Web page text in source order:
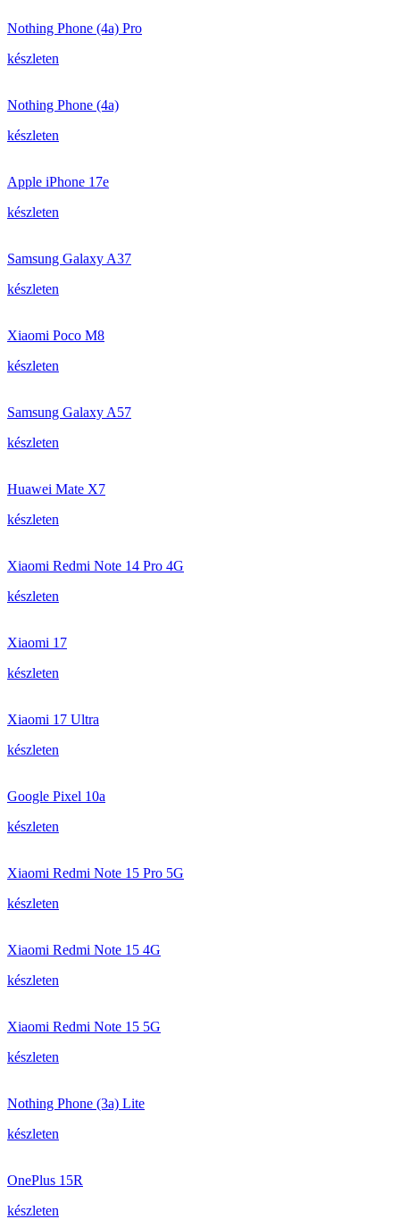
Nothing Phone (4a) Pro
készleten
Nothing Phone (4a)
készleten
Apple iPhone 17e
készleten
Samsung Galaxy A37
készleten
Xiaomi Poco M8
készleten
Samsung Galaxy A57
készleten
Huawei Mate X7
készleten
Xiaomi Redmi Note 14 Pro 4G
készleten
Xiaomi 17
készleten
Xiaomi 17 Ultra
készleten
Google Pixel 10a
készleten
Xiaomi Redmi Note 15 Pro 5G
készleten
Xiaomi Redmi Note 15 4G
készleten
Xiaomi Redmi Note 15 5G
készleten
Nothing Phone (3a) Lite
készleten
OnePlus 15R
készleten